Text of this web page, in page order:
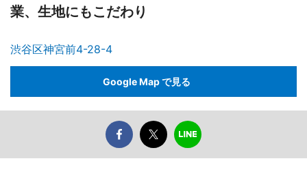
業、生地にもこだわり
渋谷区神宮前4-28-4
Google Map で見る